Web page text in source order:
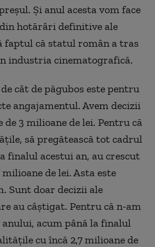
Și anul acesta vom face
hotărâri definitive ale
faptul că statul român a tras
industria cinematografică.
cât de păgubos este pentru
angajamentul. Avem decizii
3 milioane de lei. Pentru că
să pregătească tot cadrul
finalul acestui an, au crescut
de lei. Asta este
Sunt doar decizii ale
au câștigat. Pentru că n-am
acum până la finalul
cu încă 2,7 milioane de